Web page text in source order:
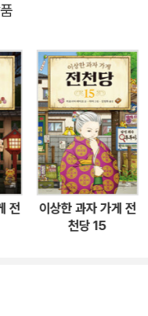
. 하지만 먹는 순서를 틀리
는 동전 주머니 덕에 <전천
을 사 입을 수 있는 <딱 맞
은 연구소에 샘플로 주고,
기에게 좋은 친구가 누구
원이 담긴 과자나 장난감
손님들에게 부작용이 일어
의 이야기를 통해서 우리
전
이상한 과자 가게 전
천당 15